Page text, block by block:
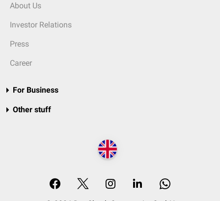
About Us
Investor Relations
Press
Career
For Business
Other stuff